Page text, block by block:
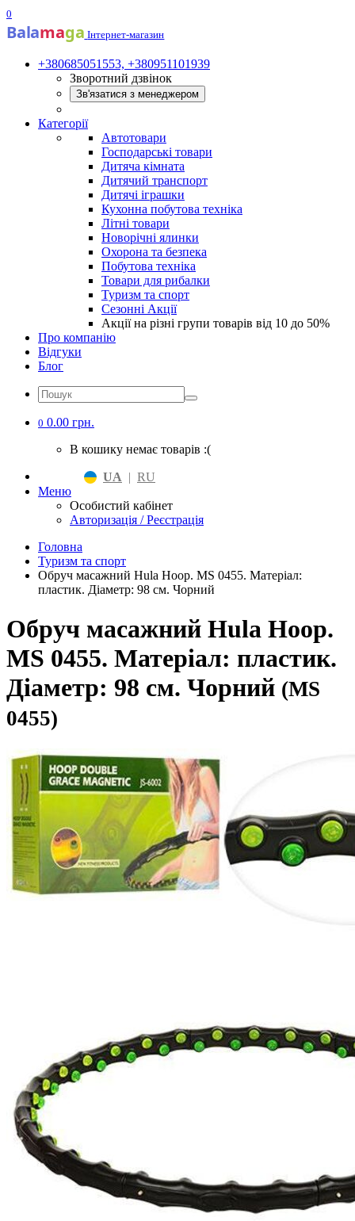
0
Balamaga Інтернет-магазин
+380685051553, +380951101939
Зворотний дзвінок
Зв'язатися з менеджером
Категорії
Автотовари
Господарські товари
Дитяча кімната
Дитячий транспорт
Дитячі іграшки
Кухонна побутова техніка
Літні товари
Новорічні ялинки
Охорона та безпека
Побутова техніка
Товари для рибалки
Туризм та спорт
Сезонні Акції
Акції на різні групи товарів від 10 до 50%
Про компанію
Відгуки
Блог
0 0.00 грн.
В кошику немає товарів :(
UA | RU
Меню
Особистий кабінет
Авторизація / Реєстрація
Головна
Туризм та спорт
Обруч масажний Hula Hoop. MS 0455. Матеріал:
пластик. Діаметр: 98 см. Чорний
Обруч масажний Hula Hoop.
MS 0455. Матеріал: пластик.
Діаметр: 98 см. Чорний (MS
0455)